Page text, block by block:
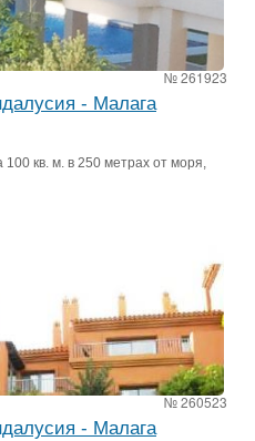
№ 261923
- Малага
кв. м. в 250 метрах от моря,
№ 260523
- Малага